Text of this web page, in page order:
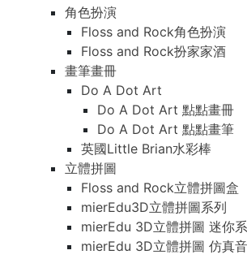
角色扮演
Floss and Rock角色扮演
Floss and Rock扮家家酒
畫筆畫冊
Do A Dot Art
Do A Dot Art 點點畫冊
Do A Dot Art 點點畫筆
英國Little Brian水彩棒
立體拼圖
Floss and Rock立體拼圖盒
mierEdu3D立體拼圖系列
mierEdu 3D立體拼圖 迷你
mierEdu 3D立體拼圖 仿真